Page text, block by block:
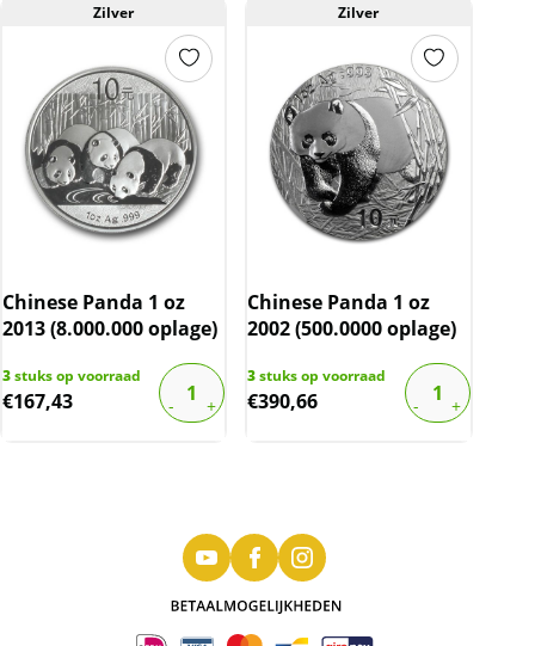
Zilver
Chinese Panda 1 oz
2013 (8.000.000 oplage)
3stuks op voorraad
€167,43
Zilver
Chinese Panda 1 oz
2002 (500.0000 oplage)
3stuks op voorraad
€390,66